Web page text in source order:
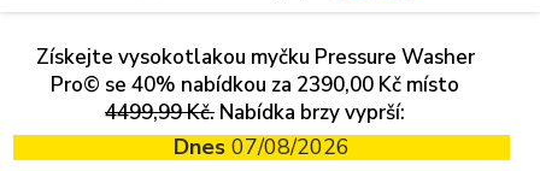
Získejte vysokotlakou myčku Pressure Washer
Pro© se 40% nabídkou za 2390,00 Kč místo
4499,99 Kč. Nabídka brzy vyprší:
Dnes 07/08/2026